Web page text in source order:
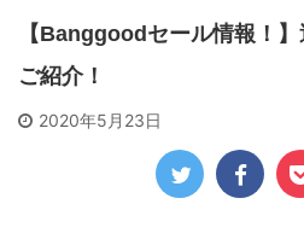
【Banggoodセール情報！
ご紹介！
2020年5月23日